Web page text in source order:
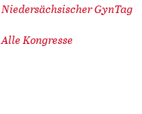
Niedersächsischer GynTag
Alle Kongresse